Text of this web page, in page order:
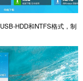
USB-HDD和NTFS格式，制